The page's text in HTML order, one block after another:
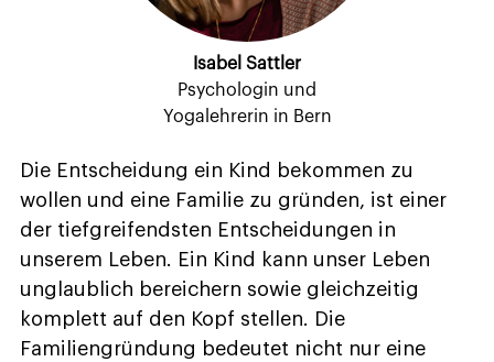
Isabel Sattler
Psychologin und
Yogalehrerin in Bern
Die Entscheidung ein Kind bekommen zu
wollen und eine Familie zu gründen, ist einer
der tiefgreifendsten Entscheidungen in
unserem Leben. Ein Kind kann unser Leben
unglaublich bereichern sowie gleichzeitig
komplett auf den Kopf stellen. Die
Familiengründung bedeutet nicht nur eine